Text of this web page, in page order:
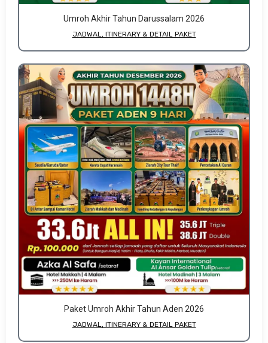
Umroh Akhir Tahun Darussalam 2026
JADWAL, ITINERARY & DETAIL PAKET
Paket Umroh Akhir Tahun Aden 2026
JADWAL, ITINERARY & DETAIL PAKET